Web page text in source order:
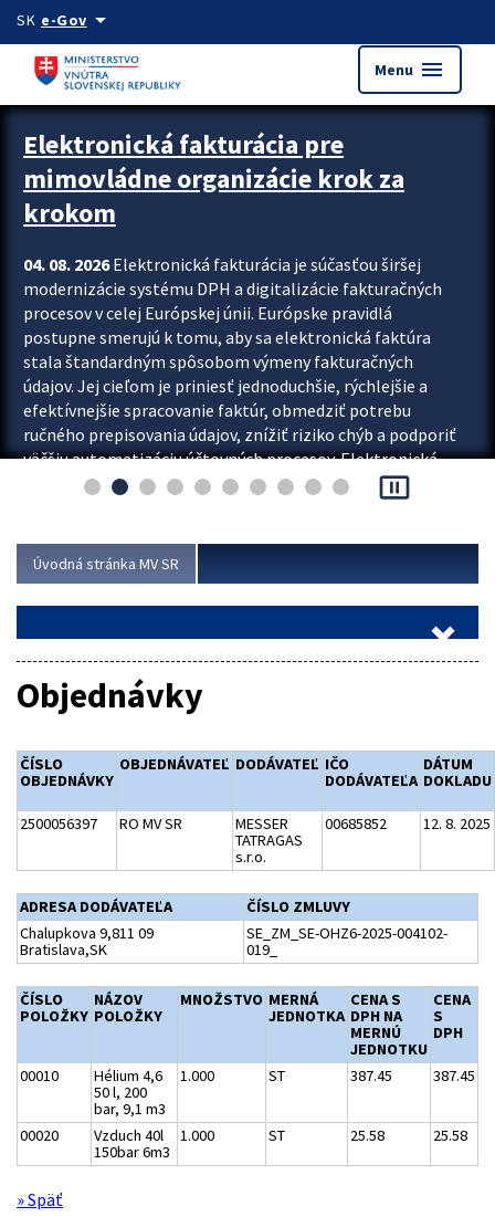
Preskocit na hlavný obsah
SK e-Govarrow_drop_down
Menu menu
Zastavit automatický posun upútavok
Elektronická fakturácia pre
mimovládne organizácie krok za
krokom
04. 08. 2026Elektronická fakturácia je súčasťou širšej
modernizácie systému DPH a digitalizácie fakturačných
procesov v celej Európskej únii. Európske pravidlá
postupne smerujú k tomu, aby sa elektronická faktúra
stala štandardným spôsobom výmeny fakturačných
údajov. Jej cieľom je priniesť jednoduchšie, rýchlejšie a
efektívnejšie spracovanie faktúr, obmedziť potrebu
ručného prepisovania údajov, znížiť riziko chýb a podporiť
väčšiu automatizáciu účtovných procesov. Elektronická
fakturácia preto nepredstavuje...
pause_presentation
Úvodná stránka MV SR
Objednávky
ČÍSLO
OBJEDNÁVKY
OBJEDNÁVATEĽ DODÁVATEĽ IČO
DODÁVATEĽA
DÁTUM
DOKLADU
2500056397 RO MV SR
MESSER
TATRAGAS
s.r.o.
00685852 12. 8. 2025
ADRESA DODÁVATEĽA
ČÍSLO ZMLUVY
Chalupkova 9,811 09
Bratislava,SK
SE_ZM_SE-OHZ6-2025-004102-
019_
ČÍSLO
POLOŽKY
NÁZOV
POLOŽKY
MNOŽSTVO MERNÁ
JEDNOTKA
CENA S
DPH NA
MERNÚ
JEDNOTKU
CENA
S
DPH
00010
Hélium 4,6
50 l, 200
bar, 9,1 m3
1.000 ST 387.45 387.45
00020
Vzduch 40l
150bar 6m3
1.000 ST 25.58 25.58
» Späť